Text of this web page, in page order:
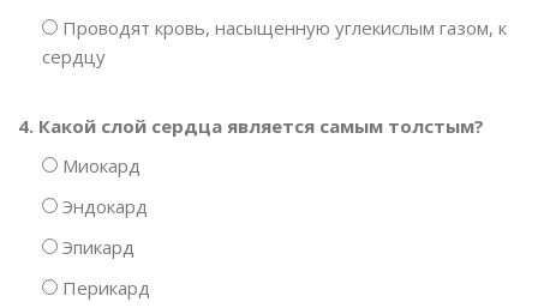
Проводят кровь, насыщенную углекислым газом, к
сердцу
4. Какой слой сердца является самым толстым?
Миокард
Эндокард
Эпикард
Перикард